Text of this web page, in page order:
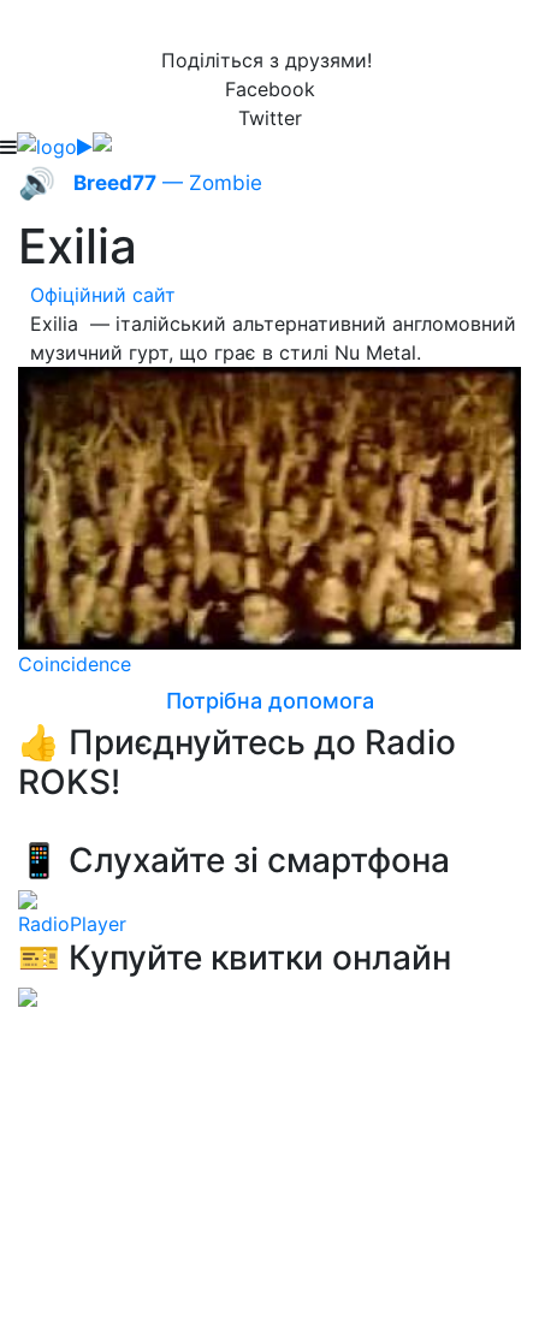
Поділіться з друзями!
Facebook
Twitter
🔊 Breed77 — Zombie
Exilia
Офіційний сайт
Exilia — італійський альтернативний англомовний
музичний гурт, що грає в стилі Nu Metal.
Coincidence
Потрібна допомога
👍 Приєднуйтесь до Radio
ROKS!
📱 Слухайте зі смартфона
RadioPlayer
🎫 Купуйте квитки онлайн